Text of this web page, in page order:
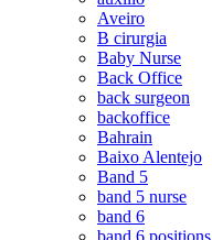
Aveiro
B cirurgia
Baby Nurse
Back Office
back surgeon
backoffice
Bahrain
Baixo Alentejo
Band 5
band 5 nurse
band 6
band 6 positions